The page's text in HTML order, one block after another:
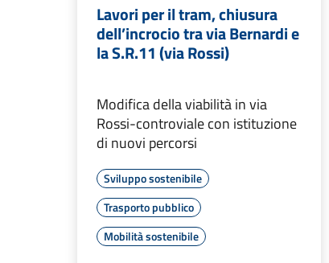
Lavori per il tram, chiusura
dell’incrocio tra via Bernardi e
la S.R.11 (via Rossi)
Modifica della viabilità in via
Rossi-controviale con istituzione
di nuovi percorsi
Sviluppo sostenibile
Trasporto pubblico
Mobilità sostenibile